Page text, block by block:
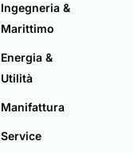
Ingegneria &
Marittimo
Energia &
Utilità
Manifattura
Service